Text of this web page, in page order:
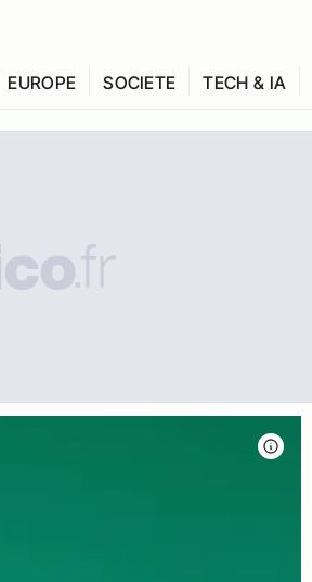
EUROPE SOCIETE TECH & IA